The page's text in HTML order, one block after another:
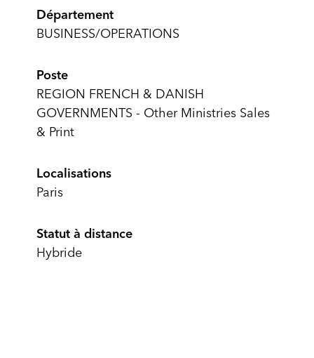
Département
BUSINESS/OPERATIONS
Poste
REGION FRENCH & DANISH
GOVERNMENTS - Other Ministries Sales
& Print
Localisations
Paris
Statut à distance
Hybride